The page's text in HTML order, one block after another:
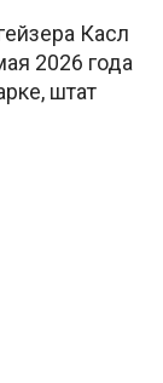
Касл
2026 года
штат